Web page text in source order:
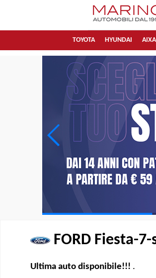
TOYOTA HYUNDAI
FORD Fiesta-
Ultima auto disponibile!!! .